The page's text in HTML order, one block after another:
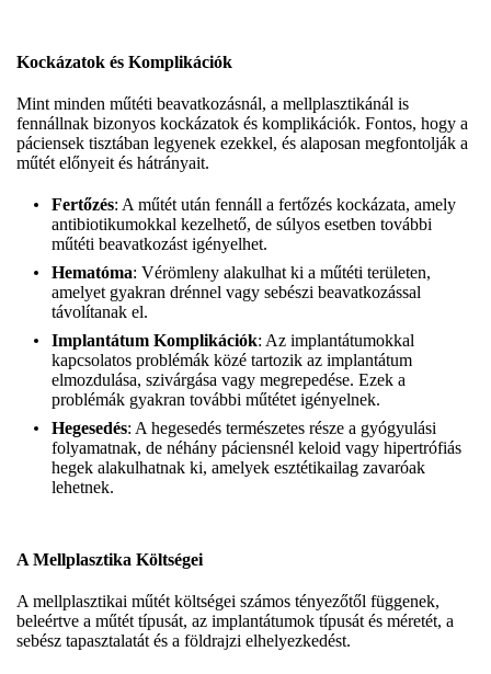
Kockázatok és Komplikációk
Mint minden műtéti beavatkozásnál, a mellplasztikánál is
fennállnak bizonyos kockázatok és komplikációk. Fontos, hogy a
páciensek tisztában legyenek ezekkel, és alaposan megfontolják a
műtét előnyeit és hátrányait.
Fertőzés: A műtét után fennáll a fertőzés kockázata, amely
antibiotikumokkal kezelhető, de súlyos esetben további
műtéti beavatkozást igényelhet.
Hematóma: Vérömleny alakulhat ki a műtéti területen,
amelyet gyakran drénnel vagy sebészi beavatkozással
távolítanak el.
Implantátum Komplikációk: Az implantátumokkal
kapcsolatos problémák közé tartozik az implantátum
elmozdulása, szivárgása vagy megrepedése. Ezek a
problémák gyakran további műtétet igényelnek.
Hegesedés: A hegesedés természetes része a gyógyulási
folyamatnak, de néhány páciensnél keloid vagy hipertrófiás
hegek alakulhatnak ki, amelyek esztétikailag zavaróak
lehetnek.
A Mellplasztika Költségei
A mellplasztikai műtét költségei számos tényezőtől függenek,
beleértve a műtét típusát, az implantátumok típusát és méretét, a
sebész tapasztalatát és a földrajzi elhelyezkedést.